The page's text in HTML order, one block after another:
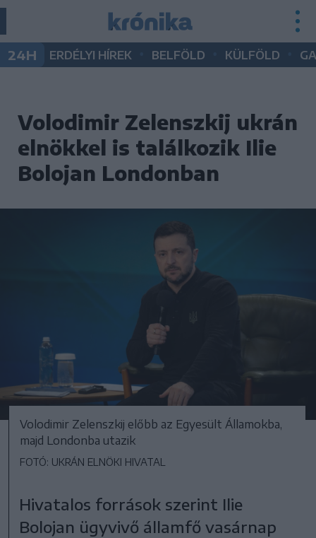
24H ERDÉLYI HÍREK BELFÖLD KÜLFÖLD
Volodimir Zelenszkij ukrán
elnökkel is találkozik Ilie
Bolojan Londonban
Volodimir Zelenszkij előbb az Egyesült Államokba,
majd Londonba utazik
FOTÓ: UKRÁN ELNÖKI HIVATAL
Hivatalos források szerint Ilie
Bolojan ügyvivő államfő vasárnap